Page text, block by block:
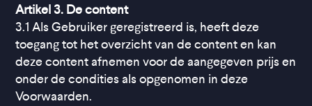
Artikel 3. De content
3.1 Als Gebruiker geregistreerd is, heeft deze
toegang tot het overzicht van de content en kan
deze content afnemen voor de aangegeven prijs en
onder de condities als opgenomen in deze
Voorwaarden.